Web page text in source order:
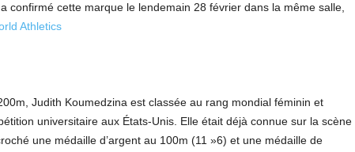
confirmé cette marque le lendemain 28 février dans la même salle,
Athletics
Judith Koumedzina est classée au rang mondial féminin et
universitaire aux États-Unis. Elle était déjà connue sur la scène
une médaille d’argent au 100m (11 »6) et une médaille de